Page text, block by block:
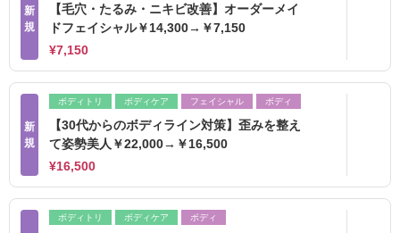
新
規
【毛穴・たるみ・ニキビ改善】オーダーメイ
ドフェイシャル￥14,300→￥7,150
¥7,150
新
規
ボディトリ ボディケア フェイシャル ボディ
【30代からのボディライン対策】歪みを整え
て姿勢美人￥22,000→￥16,500
¥16,500
ボディトリ ボディケア ボディ